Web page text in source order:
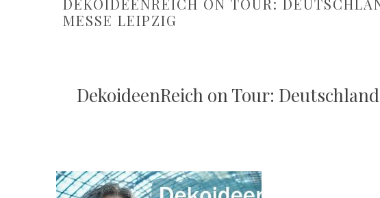
DEKOIDEENREICH ON TOUR:
ESSE LEIPZIG
DekoideenReich on Tour: